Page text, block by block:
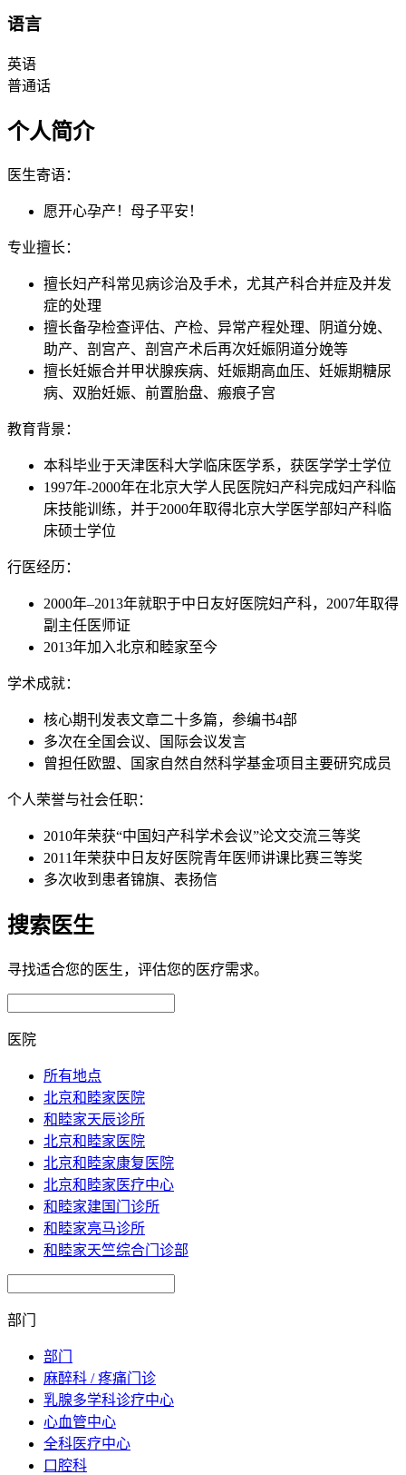
语言
英语
普通话
个人简介
医生寄语：
愿开心孕产！母子平安！
专业擅长：
擅长妇产科常见病诊治及手术，尤其产科合并症及并发
症的处理
擅长备孕检查评估、产检、异常产程处理、阴道分娩、
助产、剖宫产、剖宫产术后再次妊娠阴道分娩等
擅长妊娠合并甲状腺疾病、妊娠期高血压、妊娠期糖尿
病、双胎妊娠、前置胎盘、瘢痕子宫
教育背景：
本科毕业于天津医科大学临床医学系，获医学学士学位
1997年-2000年在北京大学人民医院妇产科完成妇产科临
床技能训练，并于2000年取得北京大学医学部妇产科临
床硕士学位
行医经历：
2000年–2013年就职于中日友好医院妇产科，2007年取得
副主任医师证
2013年加入北京和睦家至今
学术成就：
核心期刊发表文章二十多篇，参编书4部
多次在全国会议、国际会议发言
曾担任欧盟、国家自然自然科学基金项目主要研究成员
个人荣誉与社会任职：
2010年荣获“中国妇产科学术会议”论文交流三等奖
2011年荣获中日友好医院青年医师讲课比赛三等奖
多次收到患者锦旗、表扬信
搜索医生
寻找适合您的医生，评估您的医疗需求。
医院
所有地点
北京和睦家医院
和睦家天辰诊所
北京和睦家医院
北京和睦家康复医院
北京和睦家医疗中心
和睦家建国门诊所
和睦家亮马诊所
和睦家天竺综合门诊部
部门
部门
麻醉科 / 疼痛门诊
乳腺多学科诊疗中心
心血管中心
全科医疗中心
口腔科